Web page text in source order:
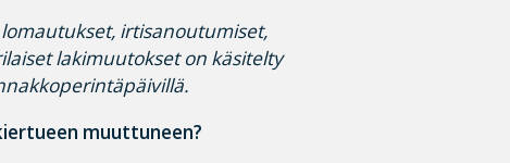
irtisanoutumiset,
lakimuutokset on käsitelty
muuttuneen?